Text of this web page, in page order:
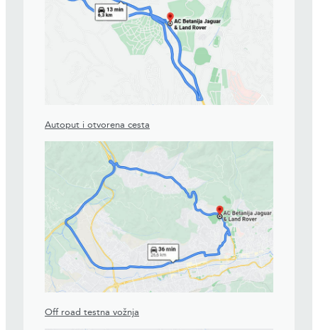
Autoput i otvorena cesta
Off road testna vožnja